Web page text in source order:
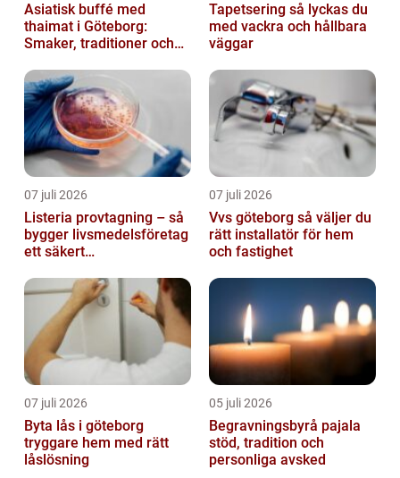
Asiatisk buffé med
thaimat i Göteborg:
Smaker, traditioner och
Tapetsering så lyckas du
med vackra och hållbara
väggar
07 juli 2026
Listeria provtagning – så
bygger livsmedelsföretag
ett säkert
07 juli 2026
Vvs göteborg så väljer du
rätt installatör för hem
och fastighet
07 juli 2026
Byta lås i göteborg
tryggare hem med rätt
låslösning
05 juli 2026
Begravningsbyrå pajala
stöd, tradition och
personliga avsked